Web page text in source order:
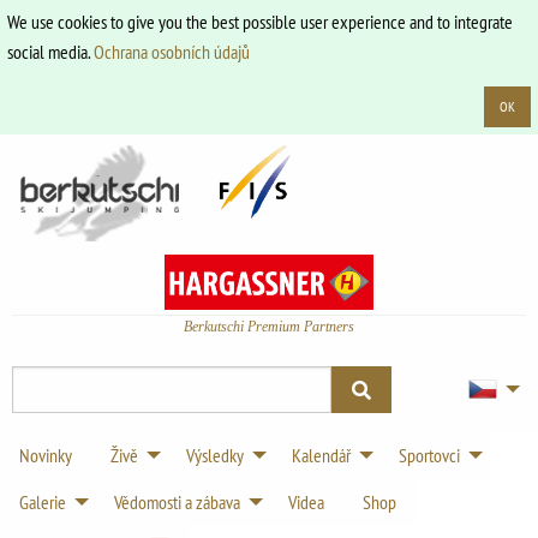
We use cookies to give you the best possible user experience and to integrate
social media.Ochrana osobních údajů
OK
Berkutschi Premium Partners
Novinky Živě Výsledky Kalendář
Sportovci
Galerie
Vědomosti a zábava Videa
Shop